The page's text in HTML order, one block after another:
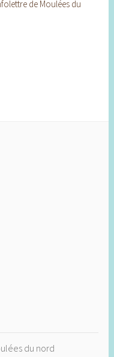
de Moulées du
du nord